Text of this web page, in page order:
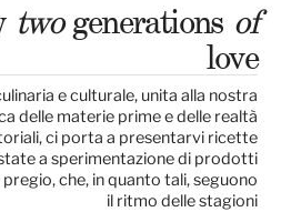
twogenerations of
love
e culturale, unita alla nostra
delle materie prime e delle realtà
ci porta a presentarvi ricette
a sperimentazione di prodotti
che, in quanto tali, seguono
il ritmo delle stagioni